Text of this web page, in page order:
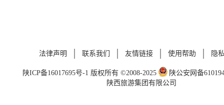
法律声明 联系我们 友情链接 使用帮助 隐
陕ICP备16017695号-1 版权所有 ©2008-2025
陕公安网备
陕西旅游集团有限公司